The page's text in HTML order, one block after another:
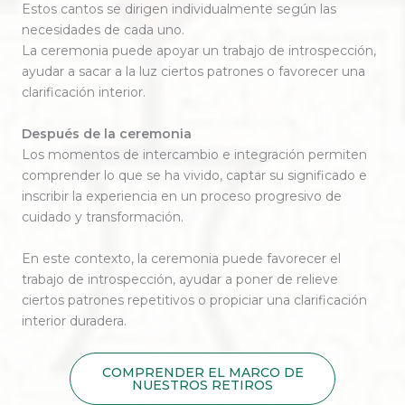
Estos cantos se dirigen individualmente según las
necesidades de cada uno.
La ceremonia puede apoyar un trabajo de introspección,
ayudar a sacar a la luz ciertos patrones o favorecer una
clarificación interior.
Después de la ceremonia
Los momentos de intercambio e integración permiten
comprender lo que se ha vivido, captar su significado e
inscribir la experiencia en un proceso progresivo de
cuidado y transformación.
En este contexto, la ceremonia puede favorecer el
trabajo de introspección, ayudar a poner de relieve
ciertos patrones repetitivos o propiciar una clarificación
interior duradera.
COMPRENDER EL MARCO DE
NUESTROS RETIROS